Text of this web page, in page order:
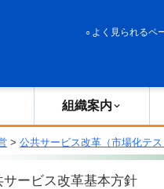
よく見られるペ
組織案内
> 公共サービス改革（市場化テス
サービス改革基本方針